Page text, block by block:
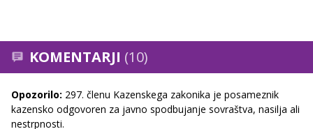
KOMENTARJI (10)
Opozorilo: 297. členu Kazenskega zakonika je posameznik
kazensko odgovoren za javno spodbujanje sovraštva, nasilja ali
nestrpnosti.